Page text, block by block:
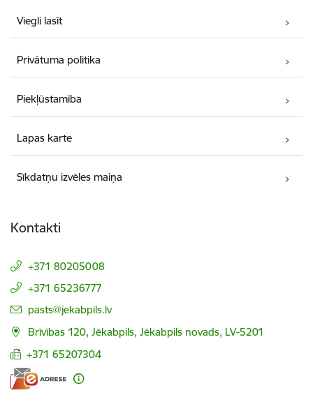
Viegli lasīt
Privātuma politika
Piekļūstamība
Lapas karte
Sīkdatņu izvēles maiņa
Kontakti
+371 80205008
+371 65236777
E-pasts:
pasts@jekabpils.lv
Brīvības 120, Jēkabpils, Jēkabpils novads, LV-5201
+371 65207304